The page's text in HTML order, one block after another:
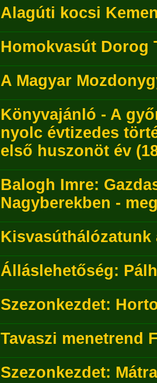
Alagúti kocsi
Homokvasút Dorog
A Magyar
Könyvajánló - A
nyolc évtizedes
első huszonöt év
Balogh Imre:
Nagyberekben -
Kisvasúthálózatunk
Álláslehetőség:
Szezonkezdet:
Tavaszi menetrend
Szezonkezdet: